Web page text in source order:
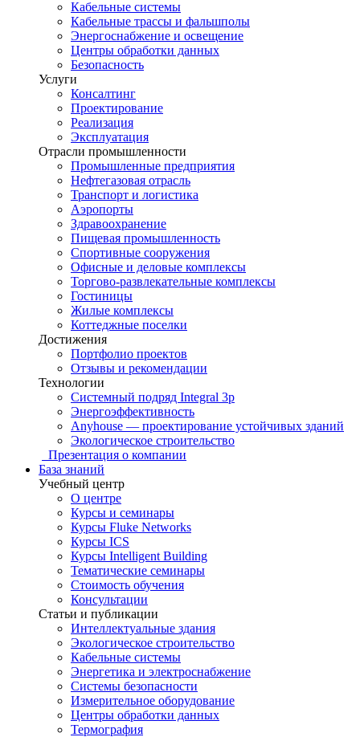
Кабельные системы
Кабельные трассы и фальшполы
Энергоснабжение и освещение
Центры обработки данных
Безопасность
Услуги
Консалтинг
Проектирование
Реализация
Эксплуатация
Отрасли промышленности
Промышленные предприятия
Нефтегазовая отрасль
Транспорт и логистика
Аэропорты
Здравоохранение
Пищевая промышленность
Спортивные сооружения
Офисные и деловые комплексы
Торгово-развлекательные комплексы
Гостиницы
Жилые комплексы
Коттеджные поселки
Достижения
Портфолио проектов
Отзывы и рекомендации
Технологии
Системный подряд Integral 3p
Энергоэффективность
Anyhouse — проектирование устойчивых зданий
Экологическое строительство
Презентация о компании
База знаний
Учебный центр
О центре
Курсы и семинары
Курсы Fluke Networks
Курсы ICS
Курсы Intelligent Building
Тематические семинары
Стоимость обучения
Консультации
Статьи и публикации
Интеллектуальные здания
Экологическое строительство
Кабельные системы
Энергетика и электроснабжение
Системы безопасности
Измерительное оборудование
Центры обработки данных
Термография